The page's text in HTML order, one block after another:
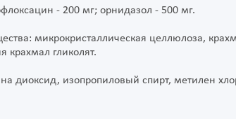
- 200 мг; орнидазол - 500 мг.
микрокристаллическая целлюлоза,
крахмал гликолят.
диоксид, изопропиловый спирт, метилен